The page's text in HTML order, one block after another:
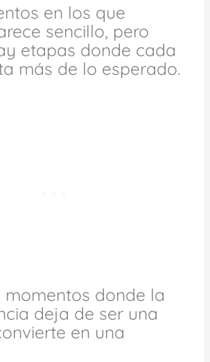
en los que
sencillo, pero
etapas donde cada
más de lo esperado.
momentos donde la
deja de ser una
en una